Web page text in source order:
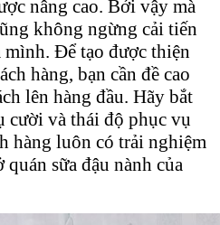
nâng cao. Bởi vậy mà
không ngừng cải tiến
Để tạo được thiện
hàng, bạn cần đề cao
lên hàng đầu. Hãy bắt
cười và thái độ phục vụ
hàng luôn có trải nghiệm
sữa đậu nành của